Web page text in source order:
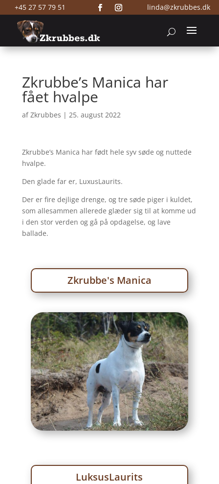
+45 27 57 79 51 linda@zkrubbes.dk
Zkrubbe’s Manica har
fået hvalpe
afZkrubbes | 25. august 2022
Zkrubbe’s Manica har født hele syv søde og nuttede
hvalpe.
Den glade far er, LuxusLaurits.
Der er fire dejlige drenge, og tre søde piger i kuldet,
som allesammen allerede glæder sig til at komme ud
i den stor verden og gå på opdagelse, og lave
ballade.
Zkrubbe's Manica
LuksusLaurits